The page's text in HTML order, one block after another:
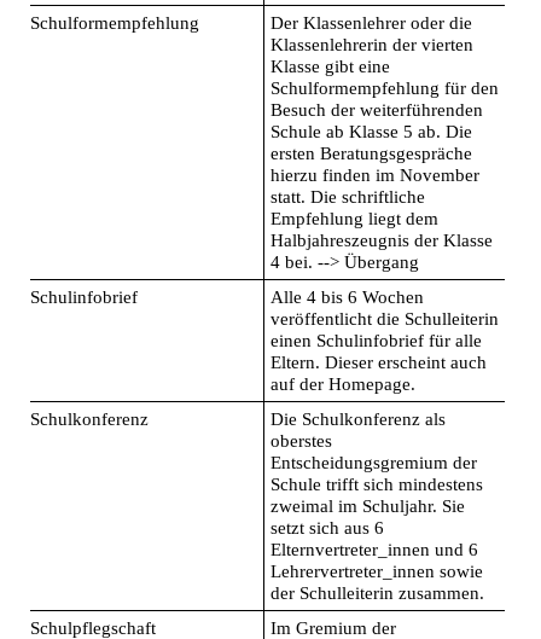
Schulformempfehlung
Der Klassenlehrer oder die
Klassenlehrerin der vierten
Klasse gibt eine
Schulformempfehlung für den
Besuch der weiterführenden
Schule ab Klasse 5 ab. Die
ersten Beratungsgespräche
hierzu finden im November
statt. Die schriftliche
Empfehlung liegt dem
Halbjahreszeugnis der Klasse
4 bei. --> Übergang
Schulinfobrief
Alle 4 bis 6 Wochen
veröffentlicht die Schulleiterin
einen Schulinfobrief für alle
Eltern. Dieser erscheint auch
auf der Homepage.
Schulkonferenz
Die Schulkonferenz als
oberstes
Entscheidungsgremium der
Schule trifft sich mindestens
zweimal im Schuljahr. Sie
setzt sich aus 6
Elternvertreter_innen und 6
Lehrervertreter_innen sowie
der Schulleiterin zusammen.
Schulpflegschaft
Im Gremium der